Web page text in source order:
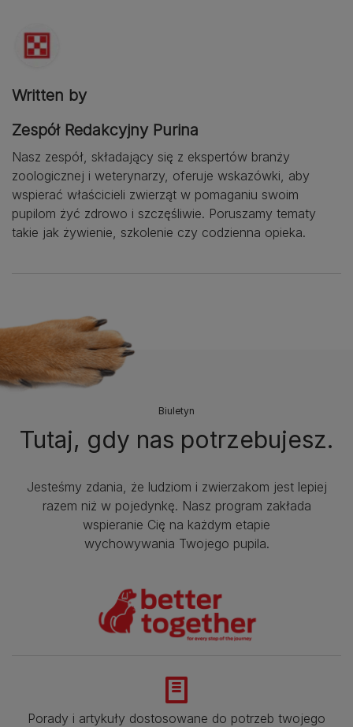
Written by
Zespół Redakcyjny Purina
Nasz zespół, składający się z ekspertów branży
zoologicznej i weterynarzy, oferuje wskazówki, aby
wspierać właścicieli zwierząt w pomaganiu swoim
pupilom żyć zdrowo i szczęśliwie. Poruszamy tematy
takie jak żywienie, szkolenie czy codzienna opieka.
Biuletyn
Tutaj, gdy nas potrzebujesz.
Jesteśmy zdania, że ludziom i zwierzakom jest lepiej
razem niż w pojedynkę. Nasz program zakłada
wspieranie Cię na każdym etapie
wychowywania Twojego pupila.
Porady i artykuły dostosowane do potrzeb twojego